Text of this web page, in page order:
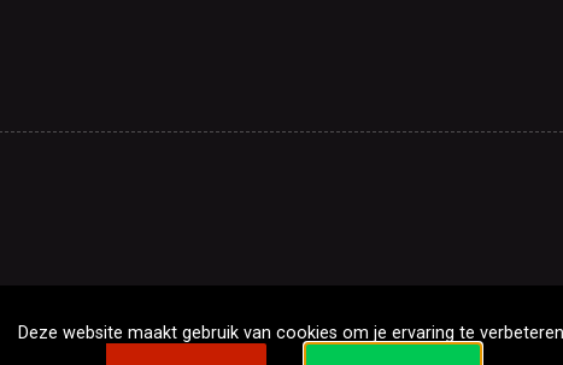
Deze website maakt gebruik van cookies om je ervaring te